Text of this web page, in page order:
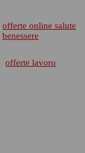
offerte online salute
benessere
offerte lavoro